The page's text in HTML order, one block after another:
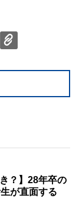
？】28年卒の
が直面する